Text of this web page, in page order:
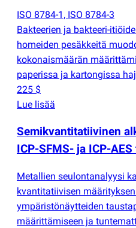
ISO 8784-1, ISO 8784-3
Bakteerien ja bakteeri-
homeiden pesäkkeitä
kokonaismäärän
paperissa ja kartongissa
225 $
Lue lisää
Semikvantitatiivinen
ICP-SFMS- ja ICP-
Metallien seulontanalyysi
kvantitatiivisen
ympäristönäytteiden
määrittämiseen ja